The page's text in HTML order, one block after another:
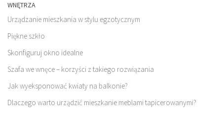
WNĘTRZA
Urządzanie mieszkania w stylu egzotycznym
Piękne szkło
Skonfiguruj okno idealne
Szafa we wnęce – korzyści z takiego rozwiązania
Jak wyeksponować kwiaty na balkonie?
Dlaczego warto urządzić mieszkanie meblami tapicerowanymi?